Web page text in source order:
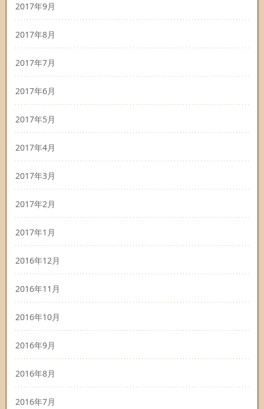
2017年9月
2017年8月
2017年7月
2017年6月
2017年5月
2017年4月
2017年3月
2017年2月
2017年1月
2016年12月
2016年11月
2016年10月
2016年9月
2016年8月
2016年7月